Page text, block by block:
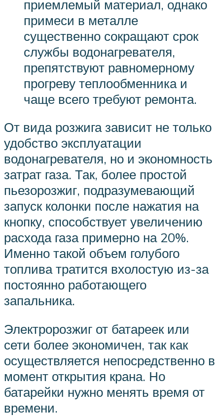
приемлемый материал, однако
примеси в металле
существенно сокращают срок
службы водонагревателя,
препятствуют равномерному
прогреву теплообменника и
чаще всего требуют ремонта.
От вида розжига зависит не только
удобство эксплуатации
водонагревателя, но и экономность
затрат газа. Так, более простой
пьезорозжиг, подразумевающий
запуск колонки после нажатия на
кнопку, способствует увеличению
расхода газа примерно на 20%.
Именно такой объем голубого
топлива тратится вхолостую из-за
постоянно работающего
запальника.
Электророзжиг от батареек или
сети более экономичен, так как
осуществляется непосредственно в
момент открытия крана. Но
батарейки нужно менять время от
времени.